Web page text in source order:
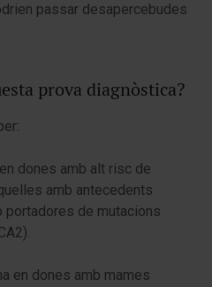
passar desapercebudes
prova diagnòstica?
dones amb alt risc de
amb antecedents
de mutacions
en dones amb mames